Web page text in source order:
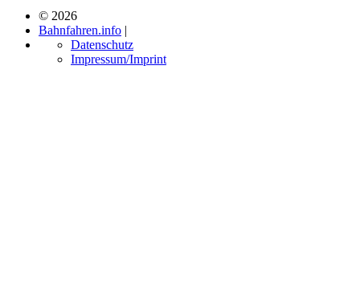
© 2026
Bahnfahren.info |
Datenschutz
Impressum/Imprint